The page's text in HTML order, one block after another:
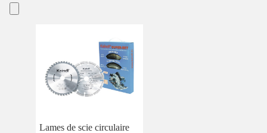
Lames de scie circulaire